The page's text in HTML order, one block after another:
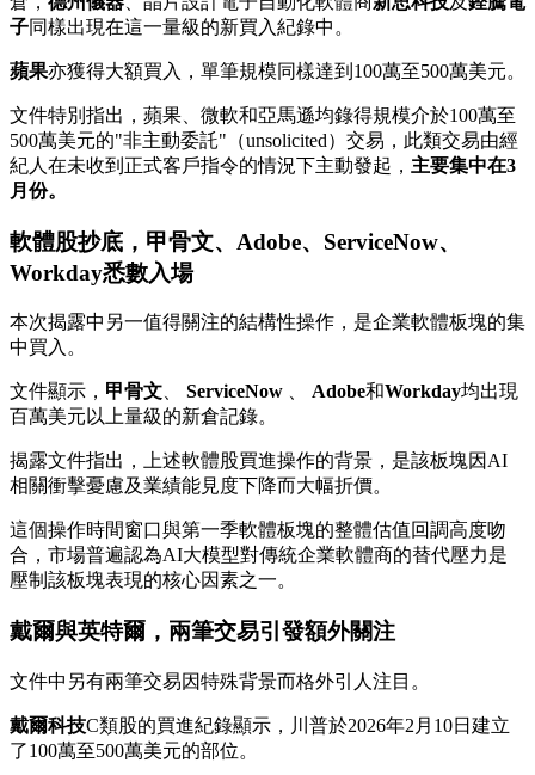
子同樣出現在這一量級的新買入紀錄中。
蘋果亦獲得大額買入，單筆規模同樣達到100萬至500萬美元。
文件特別指出，蘋果、微軟和亞馬遜均錄得規模介於100萬至
500萬美元的"非主動委託"（unsolicited）交易，此類交易由經
紀人在未收到正式客戶指令的情況下主動發起， 主要集中在3
月份。
軟體股抄底，甲骨文、Adobe、ServiceNow、
Workday悉數入場
本次揭露中另一值得關注的結構性操作，是企業軟體板塊的集
中買入。
文件顯示， 甲骨文、 ServiceNow 、 Adob​​​​e和Workday均出現
百萬美元以上量級的新倉記錄。
揭露文件指出，上述軟體股買進操作的背景，是該板塊因AI
相關衝擊憂慮及業績能見度下降而大幅折價。
這個操作時間窗口與第一季軟體板塊的整體估值回調高度吻
合，市場普遍認為AI大模型對傳統企業軟體商的替代壓力是
壓制該板塊表現的核心因素之一。
戴爾與英特爾，兩筆交易引發額外關注
文件中另有兩筆交易因特殊背景而格外引人注目。
戴爾科技C類股的買進紀錄顯示，川普於2026年2月10日建立
了100萬至500萬美元的部位。